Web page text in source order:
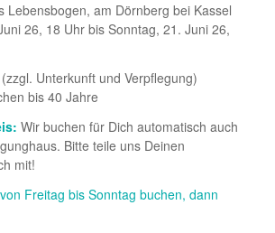
Lebensbogen, am Dörnberg bei Kassel
26, 18 Uhr bis Sonntag, 21. Juni 26,
Unterkunft und Verpflegung)
bis 40 Jahre
Wir buchen für Dich automatisch auch
Bitte teile uns Deinen
mit!
Freitag bis Sonntag buchen, dann